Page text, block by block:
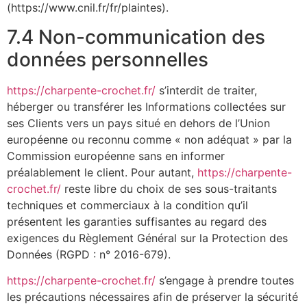
(https://www.cnil.fr/fr/plaintes).
7.4 Non-communication des
données personnelles
https://charpente-crochet.fr/ s’interdit de traiter,
héberger ou transférer les Informations collectées sur
ses Clients vers un pays situé en dehors de l’Union
européenne ou reconnu comme « non adéquat » par la
Commission européenne sans en informer
préalablement le client. Pour autant, https://charpente-
crochet.fr/ reste libre du choix de ses sous-traitants
techniques et commerciaux à la condition qu’il
présentent les garanties suffisantes au regard des
exigences du Règlement Général sur la Protection des
Données (RGPD : n° 2016-679).
https://charpente-crochet.fr/ s’engage à prendre toutes
les précautions nécessaires afin de préserver la sécurité